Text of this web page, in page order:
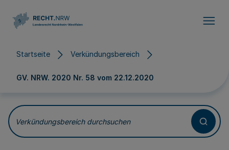
Startseite Verkündungsbereich
GV. NRW. 2020 Nr. 58 vom 22.12.2020
Verkündungsbereich durchsuchen